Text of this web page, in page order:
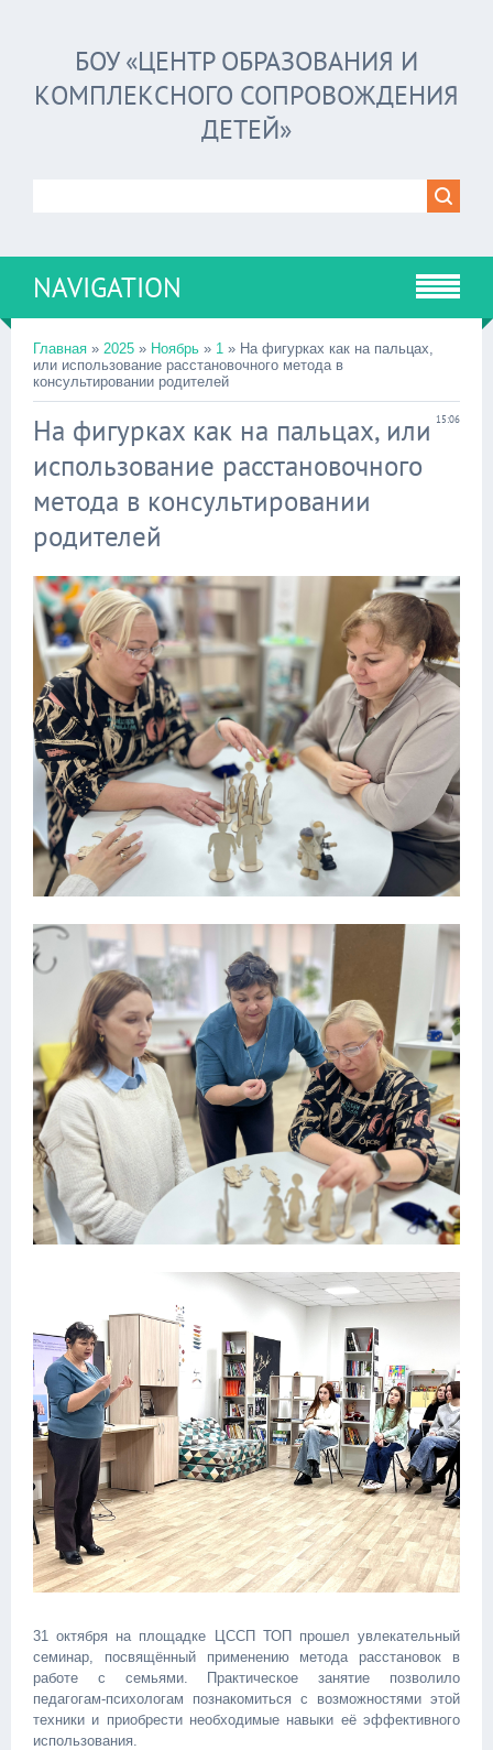
БОУ «ЦЕНТР ОБРАЗОВАНИЯ И
КОМПЛЕКСНОГО СОПРОВОЖДЕНИЯ
ДЕТЕЙ»
NAVIGATION
Главная » 2025 » Ноябрь » 1 » На фигурках как на пальцах,
или использование расстановочного метода в
консультировании родителей
15:06
На фигурках как на пальцах, или
использование расстановочного
метода в консультировании
родителей
31 октября на площадке ЦССП ТОП прошел увлекательный
семинар, посвящённый применению метода расстановок в
работе с семьями. Практическое занятие позволило
педагогам-психологам познакомиться с возможностями этой
техники и приобрести необходимые навыки её эффективного
использования.